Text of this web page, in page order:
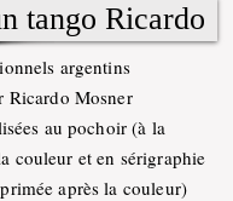
tango Ricardo
argentins
Ricardo Mosner
au pochoir (à la
couleur et en sérigraphie
après la couleur)